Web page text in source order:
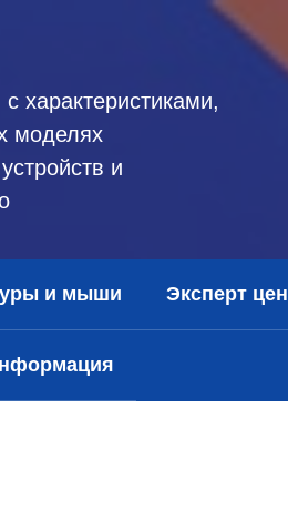
характеристиками,
моделях
и
и мыши Эксперт цен